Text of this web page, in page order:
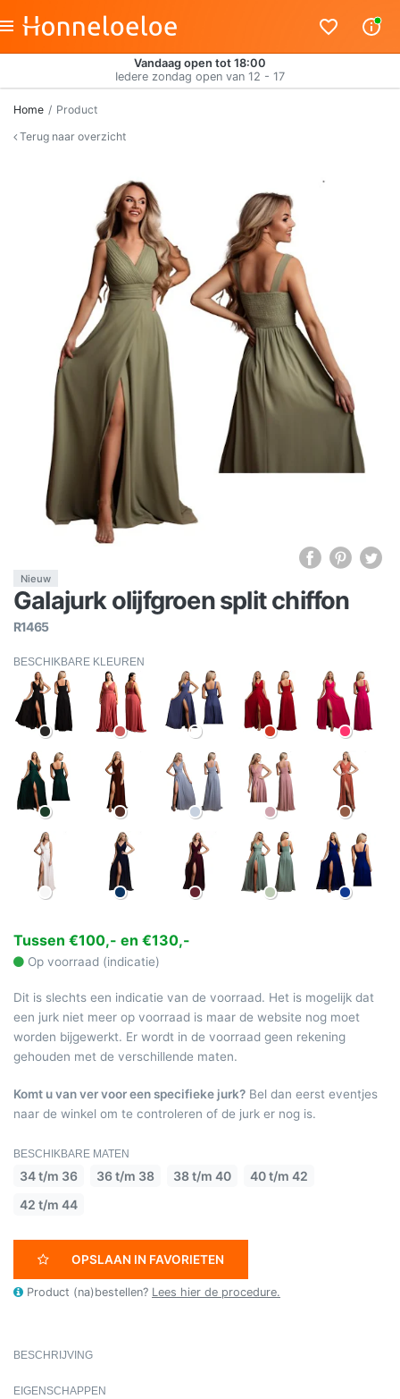
Vandaag open tot 18:00
Iedere zondag open van 12 - 17
Home
Product
Terug naar overzicht
Nieuw
Galajurk olijfgroen split chiffon
R1465
BESCHIKBARE KLEUREN
Tussen €100,- en €130,-
Op voorraad (indicatie)
Dit is slechts een indicatie van de voorraad. Het is mogelijk dat
een jurk niet meer op voorraad is maar de website nog moet
worden bijgewerkt. Er wordt in de voorraad geen rekening
gehouden met de verschillende maten.
Komt u van ver voor een specifieke jurk? Bel dan eerst eventjes
naar de winkel om te controleren of de jurk er nog is.
BESCHIKBARE MATEN
34 t/m 36 36 t/m 38 38 t/m 40
40 t/m 42
42 t/m 44
OPSLAAN IN FAVORIETEN
Product (na)bestellen? Lees hier de procedure.
BESCHRIJVING
EIGENSCHAPPEN